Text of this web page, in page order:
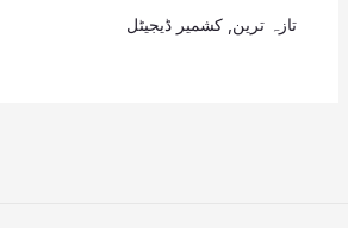
تازہ ترین کشمیر ڈیجیٹل